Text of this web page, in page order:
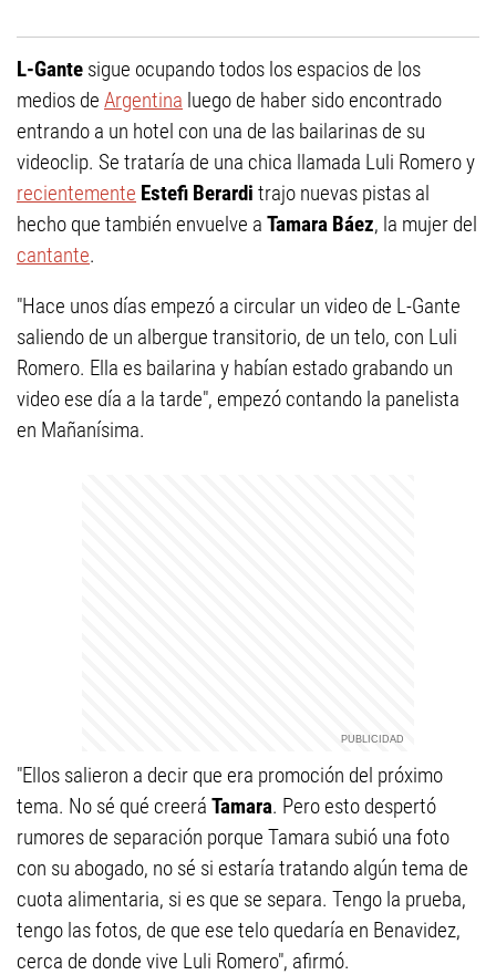
L-Gante sigue ocupando todos los espacios de los
medios de Argentina luego de haber sido encontrado
entrando a un hotel con una de las bailarinas de su
videoclip. Se trataría de una chica llamada Luli Romero y
recientemente Estefi Berardi trajo nuevas pistas al
hecho que también envuelve a Tamara Báez, la mujer del
cantante.
"Hace unos días empezó a circular un video de L-Gante
saliendo de un albergue transitorio, de un telo, con Luli
Romero. Ella es bailarina y habían estado grabando un
video ese día a la tarde", empezó contando la panelista
en Mañanísima.
"Ellos salieron a decir que era promoción del próximo
tema. No sé qué creerá Tamara. Pero esto despertó
rumores de separación porque Tamara subió una foto
con su abogado, no sé si estaría tratando algún tema de
cuota alimentaria, si es que se separa. Tengo la prueba,
tengo las fotos, de que ese telo quedaría en Benavidez,
cerca de donde vive Luli Romero", afirmó.